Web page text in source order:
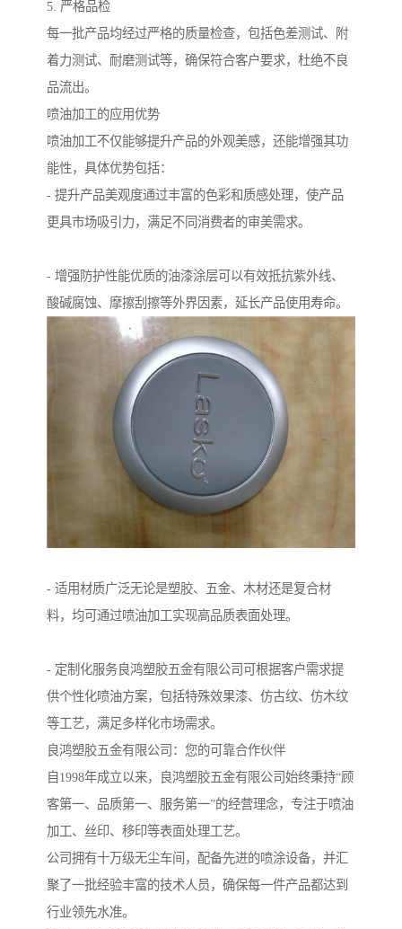
5. 严格品检
每一批产品均经过严格的质量检查，包括色差测试、附
着力测试、耐磨测试等，确保符合客户要求，杜绝不良
品流出。
喷油加工的应用优势
喷油加工不仅能够提升产品的外观美感，还能增强其功
能性，具体优势包括：
- 提升产品美观度通过丰富的色彩和质感处理，使产品
更具市场吸引力，满足不同消费者的审美需求。
- 增强防护性能优质的油漆涂层可以有效抵抗紫外线、
酸碱腐蚀、摩擦刮擦等外界因素，延长产品使用寿命。
- 适用材质广泛无论是塑胶、五金、木材还是复合材
料，均可通过喷油加工实现高品质表面处理。
- 定制化服务良鸿塑胶五金有限公司可根据客户需求提
供个性化喷油方案，包括特殊效果漆、仿古纹、仿木纹
等工艺，满足多样化市场需求。
良鸿塑胶五金有限公司：您的可靠合作伙伴
自1998年成立以来，良鸿塑胶五金有限公司始终秉持“顾
客第一、品质第一、服务第一”的经营理念，专注于喷油
加工、丝印、移印等表面处理工艺。
公司拥有十万级无尘车间，配备先进的喷涂设备，并汇
聚了一批经验丰富的技术人员，确保每一件产品都达到
行业领先水准。